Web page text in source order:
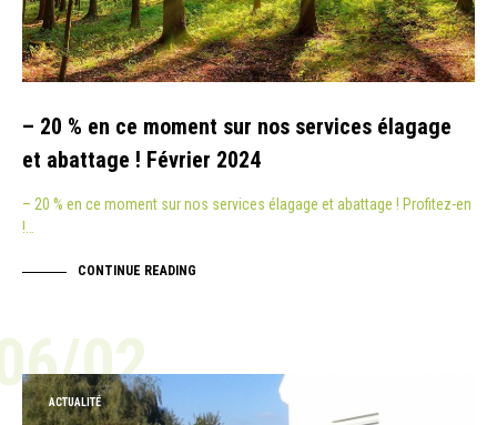
– 20 % en ce moment sur nos services élagage
et abattage ! Février 2024
– 20 % en ce moment sur nos services élagage et abattage ! Profitez-en
!…
CONTINUE READING
02
ACTUALITÉ